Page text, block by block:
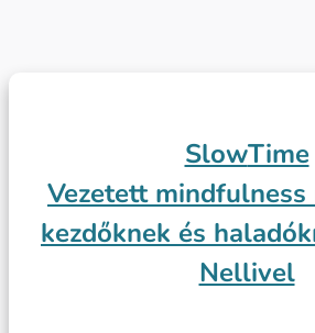
SlowTime
Vezetett mindfulness
kezdőknek és
Nellivel